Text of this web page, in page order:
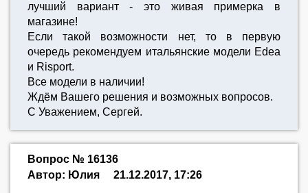
лучший вариант - это живая примерка в
магазине!
Если такой возможности нет, то в первую
очередь рекомендуем итальянские модели Edea
и Risport.
Все модели в наличии!
Ждём Вашего решения и возможных вопросов.
С Уважением, Сергей.
Вопрос № 16136
Автор: Юлия
21.12.2017, 17:26